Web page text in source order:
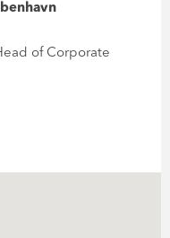
of Corporate